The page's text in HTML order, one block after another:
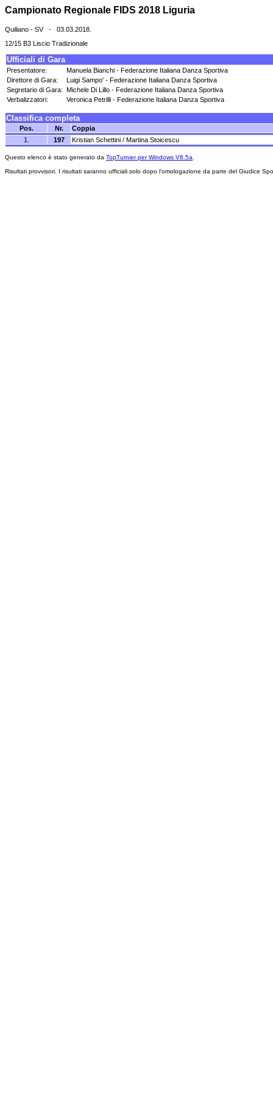
Campionato Regionale FIDS 2018 Liguria
Quiliano - SV - 03.03.2018.
12/15 B3 Liscio Tradizionale
Ufficiali di Gara
Presentatore:
Manuela Bianchi - Federazione Italiana Danza Sportiva
Direttore di Gara:
Luigi Sampo' - Federazione Italiana Danza Sportiva
Segretario di Gara:
Michele Di Lillo - Federazione Italiana Danza Sportiva
Verbalizzatori:
Veronica Petrilli - Federazione Italiana Danza Sportiva
Classifica completa
Pos. Nr.
Coppia
1.
197 Kristian Schettini / Martina Stoicescu
Questo elenco è stato generato da TopTurnier per Windows V8.5a
Risultati provvisori. I risultati saranno ufficiali solo dopo l'omologazione da parte del Giudice